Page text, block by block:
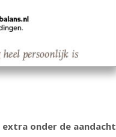
extra onder de aandacht